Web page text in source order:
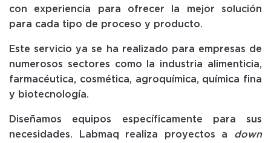
con experiencia para ofrecer la mejor solución
para cada tipo de proceso y producto.
Este servicio ya se ha realizado para empresas de
numerosos sectores como la industria alimenticia,
farmacéutica, cosmética, agroquímica, química fina
y biotecnología.
Diseñamos equipos específicamente para sus
necesidades. Labmaq realiza proyectos a down